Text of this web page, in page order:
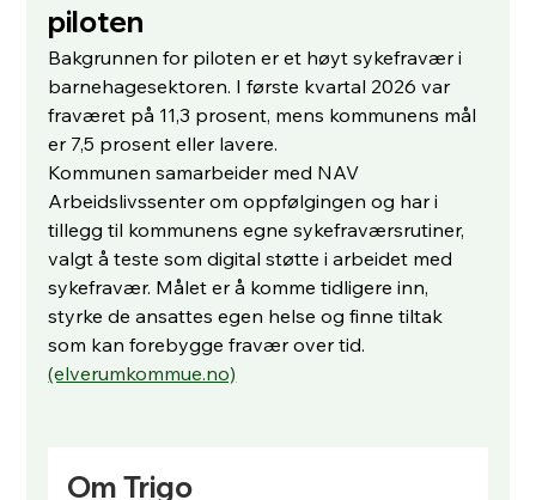
piloten
Bakgrunnen for piloten er et høyt sykefravær i
barnehagesektoren. I første kvartal 2026 var
fraværet på 11,3 prosent, mens kommunens mål
er 7,5 prosent eller lavere.
Kommunen samarbeider med NAV
Arbeidslivssenter om oppfølgingen og har i
tillegg til kommunens egne sykefraværsrutiner,
valgt å teste som digital støtte i arbeidet med
sykefravær. Målet er å komme tidligere inn,
styrke de ansattes egen helse og finne tiltak
som kan forebygge fravær over tid.
(elverumkommue.no)
Om Trigo